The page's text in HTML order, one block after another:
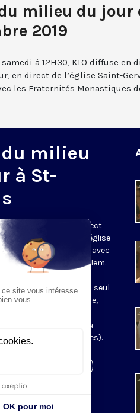
milieu du jour
2019
à 12H30, KTO diffuse en
en direct de l’église Saint-
les Fraternités Monastiques
milieu
à St-
KTO diffuse en direct
du jour, en direct de l’église
Protais (Paris 4e), avec
Monastiques de Jérusalem.
du Jour regroupe, en
milieu du jour» et en un seul
monastiques de Tierce,
permet à l’Église de
entre l’office du
l’office du soir (Vêpres).